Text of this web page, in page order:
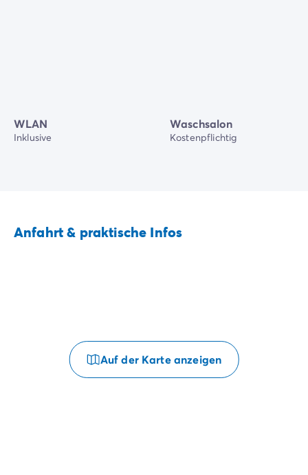
WLAN
Inklusive
Waschsalon
Kostenpflichtig
Anfahrt & praktische Infos
Auf der Karte anzeigen